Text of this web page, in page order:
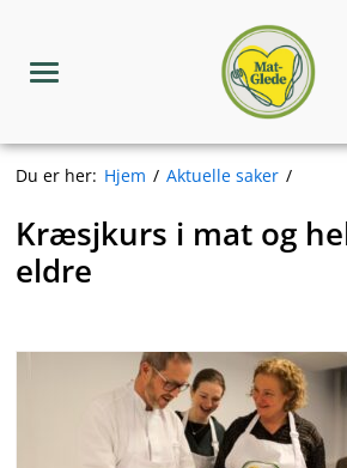
innholdMeny
Matgledekorpset
Du er her: Hjem Aktuelle saker
Kræsjkurs i mat og
eldre